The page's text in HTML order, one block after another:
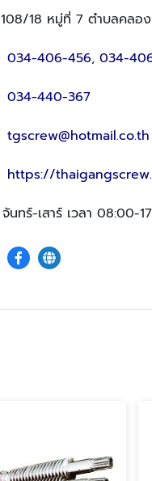
108/18 หมู่ที่ 7 ตำบลคลอง
034-406-456, 034-
034-440-367
tgscrew@hotmail.co.th
https://
จันทร์-เสาร์ เวลา 08:00-